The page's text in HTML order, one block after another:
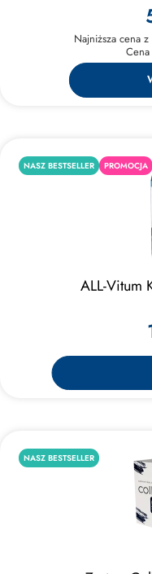
Najniższa cena
NASZ BESTSELLER PROMOCJA
ALL-Vitum
NASZ BESTSELLER